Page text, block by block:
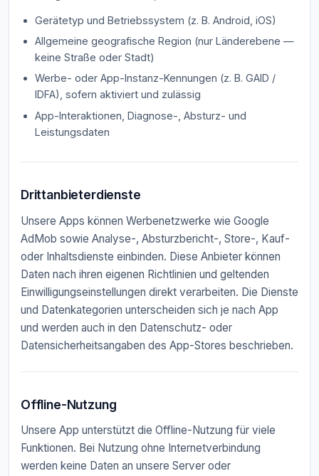
Gerätetyp und Betriebssystem (z. B. Android, iOS)
Allgemeine geografische Region (nur Länderebene —
keine Straße oder Stadt)
Werbe- oder App-Instanz-Kennungen (z. B. GAID /
IDFA), sofern aktiviert und zulässig
App-Interaktionen, Diagnose-, Absturz- und
Leistungsdaten
Drittanbieterdienste
Unsere Apps können Werbenetzwerke wie Google
AdMob sowie Analyse-, Absturzbericht-, Store-, Kauf-
oder Inhaltsdienste einbinden. Diese Anbieter können
Daten nach ihren eigenen Richtlinien und geltenden
Einwilligungseinstellungen direkt verarbeiten. Die Dienste
und Datenkategorien unterscheiden sich je nach App
und werden auch in den Datenschutz- oder
Datensicherheitsangaben des App-Stores beschrieben.
Offline-Nutzung
Unsere App unterstützt die Offline-Nutzung für viele
Funktionen. Bei Nutzung ohne Internetverbindung
werden keine Daten an unsere Server oder